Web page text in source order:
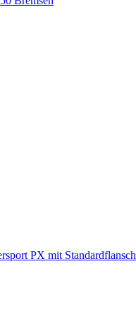
PX mit Standardflansch